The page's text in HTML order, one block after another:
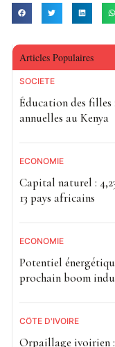
Articles Populaires
SOCIETE
Éducation des filles
annuelles au Kenya
ECONOMIE
Capital naturel :
13 pays africains
ECONOMIE
Potentiel
prochain boom
CÔTE D'IVOIRE
Orpaillage ivoirien :